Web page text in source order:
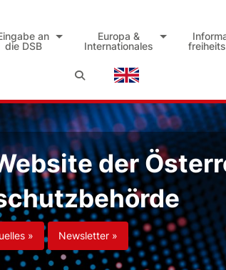
an
die DSB
Europa &
Internationales
der
» Newsletter »